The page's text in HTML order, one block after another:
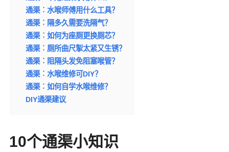
通渠︰水喉师傅用什么工具？
通渠︰隔多久需要洗隔气？
通渠︰如何为座厕更换厕芯？
通渠︰厕所曲尺掣太紧又生锈？
通渠︰阻隔头发免阻塞喉管？
通渠︰水喉维修可DIY？
通渠︰如何自学水喉维修？
DIY通渠建议
10个通渠小知识